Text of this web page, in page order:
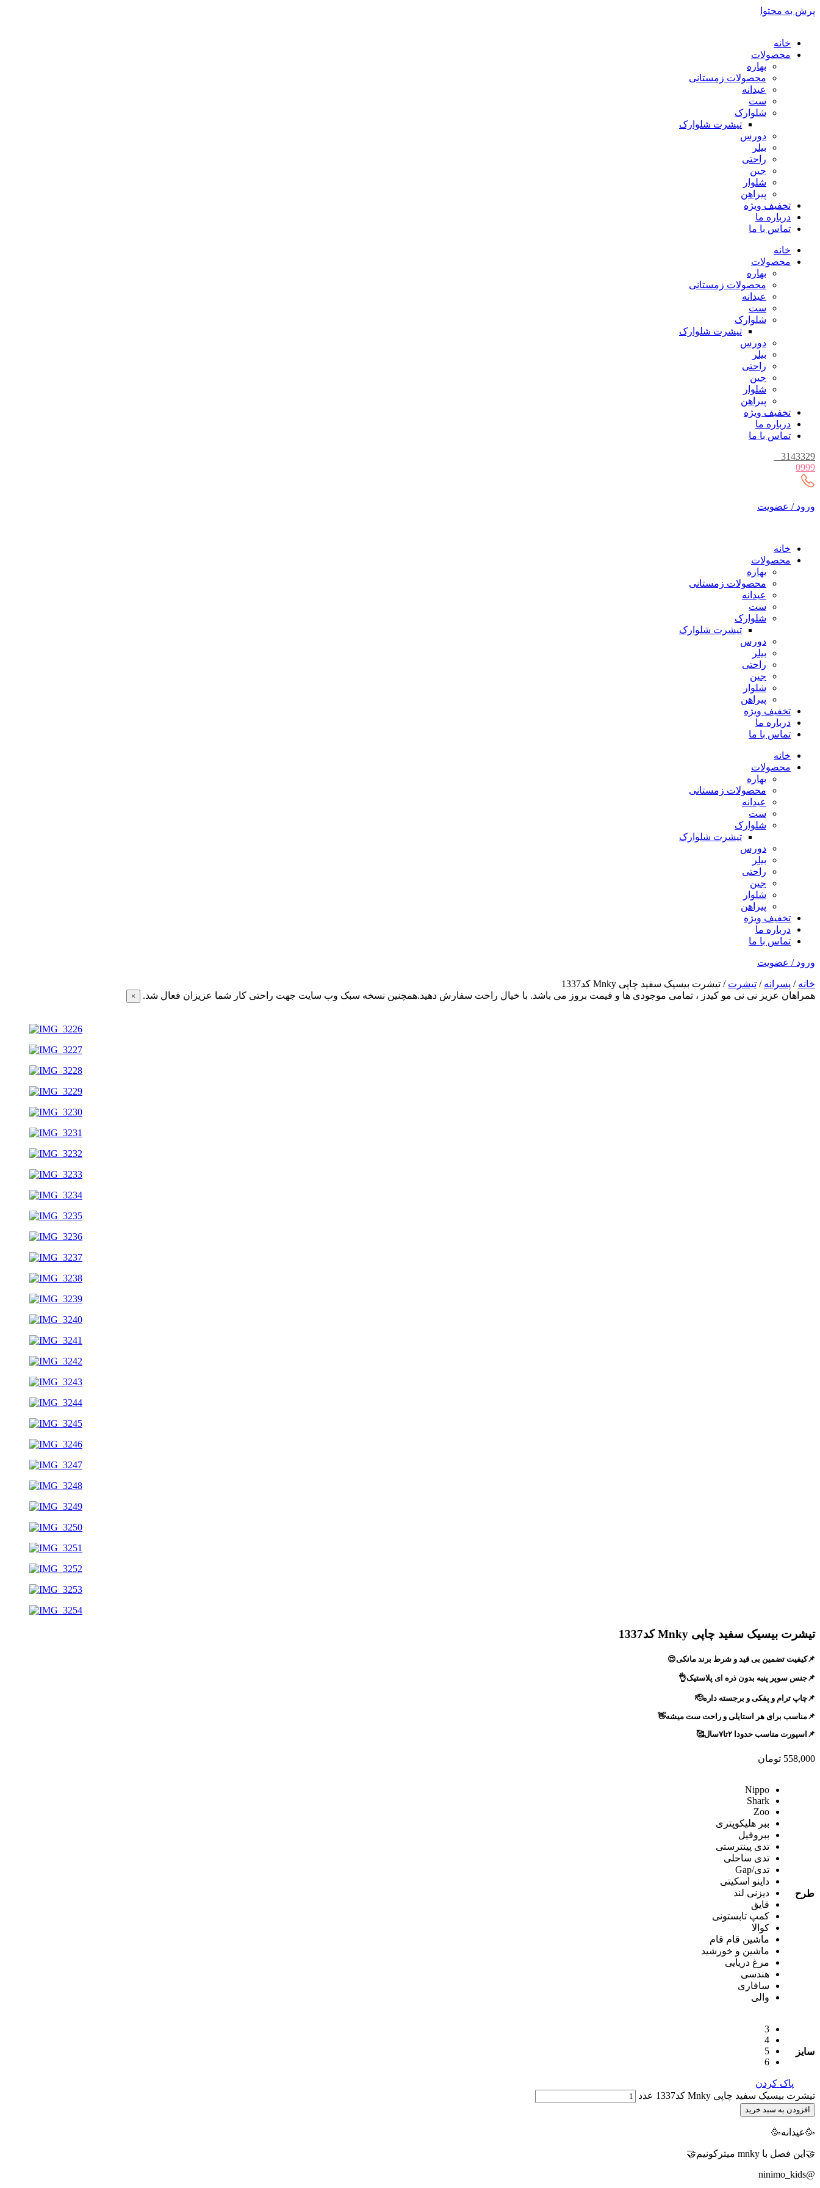
پرش به محتوا
خانه
محصولات
بهاره
محصولات زمستانی
عیدانه
ست
شلوارک
تیشرت شلوارک
دورس
بیلر
راحتی
جین
شلوار
پیراهن
تخفیف ویژه
درباره ما
تماس با ما
خانه
محصولات
بهاره
محصولات زمستانی
عیدانه
ست
شلوارک
تیشرت شلوارک
دورس
بیلر
راحتی
جین
شلوار
پیراهن
تخفیف ویژه
درباره ما
تماس با ما
3143329
0999
ورود / عضویت
خانه
محصولات
بهاره
محصولات زمستانی
عیدانه
ست
شلوارک
تیشرت شلوارک
دورس
بیلر
راحتی
جین
شلوار
پیراهن
تخفیف ویژه
درباره ما
تماس با ما
خانه
محصولات
بهاره
محصولات زمستانی
عیدانه
ست
شلوارک
تیشرت شلوارک
دورس
بیلر
راحتی
جین
شلوار
پیراهن
تخفیف ویژه
درباره ما
تماس با ما
ورود / عضویت
خانه / پسرانه / تیشرت / تیشرت بیسیک سفید چاپی Mnky کد1337
همراهان عزیز نی نی مو کیدز ، تمامی موجودی ها و قیمت بروز می باشد. با خیال راحت سفارش دهید.همچنین نسخه سبک وب سایت جهت راحتی کار شما عزیزان فعال شد. ×
تیشرت بیسیک سفید چاپی Mnky کد1337
📌کیفیت تضمین بی قید و شرط برند مانکی😍
📌جنس سوپر پنبه بدون ذره ای پلاستیک👌
📌چاپ ترام و پفکی و برجسته داره🫡
📌مناسب برای هر استایلی و راحت ست میشه👋
📌اسپورت مناسب حدودا ۲تا۷سال🥰
558,000 تومان
طرح
Nippo
Shark
Zoo
ببر هلیکوپتری
ببروفیل
تدی پینترستی
تدی ساحلی
تدی/Gap
داینو اسکیتی
دیزنی لند
قایق
کمپ تابستونی
کوالا
ماشین قام قام
ماشین و خورشید
مرغ دریایی
هندسی
سافاری
والی
سایز
3
4
5
6
پاک کردن
تیشرت بیسیک سفید چاپی Mnky کد1337 عدد
افزودن به سبد خرید
🥳عیدانه🥳
🤝این فصل با mnky میترکونیم🤝
@ninimo_kids